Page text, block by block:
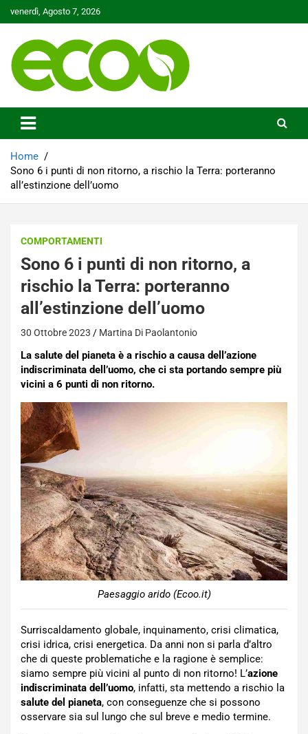
to
venerdì, Agosto 7, 2026
Ecoo.it
Home
Sono 6 i punti di non ritorno, a rischio la Terra: porteranno
all’estinzione dell’uomo
COMPORTAMENTI
Sono 6 i punti di non ritorno, a
rischio la Terra: porteranno
all’estinzione dell’uomo
30 Ottobre 2023 Martina Di Paolantonio
La salute del pianeta è a rischio a causa dell’azione
indiscriminata dell’uomo, che ci sta portando sempre più
vicini a 6 punti di non ritorno.
Paesaggio arido (Ecoo.it)
Surriscaldamento globale, inquinamento, crisi climatica,
crisi idrica, crisi energetica. Da anni non si parla d’altro
che di queste problematiche e la ragione è semplice:
siamo sempre più vicini al punto di non ritorno! L’azione
indiscriminata dell’uomo, infatti, sta mettendo a rischio la
salute del pianeta, con conseguenze che si possono
osservare sia sul lungo che sul breve e medio termine.